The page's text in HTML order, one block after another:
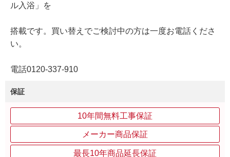
ル入浴」を
搭載です。買い替えでご検討中の方は一度お電話くださ
い。
電話0120-337-910
保証
10年間無料工事保証
メーカー商品保証
最長10年商品延長保証